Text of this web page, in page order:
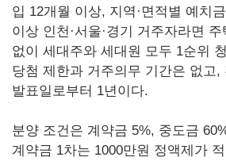
입 12개월 이상, 지역·면적별 예치
이상 인천·서울·경기 거주자라면
없이 세대주와 세대원 모두 1순위
당첨 제한과 거주의무 기간은 없고
발표일로부터 1년이다.
분양 조건은 계약금 5%, 중도금
계약금 1차는 1000만원 정액제가